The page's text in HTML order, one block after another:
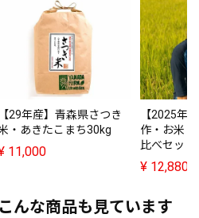
【29年産】青森県さつき
・あきたこまち30kg
11,000
【2025年
作・お米
比べセット
¥ 12,880
んな商品も見ています